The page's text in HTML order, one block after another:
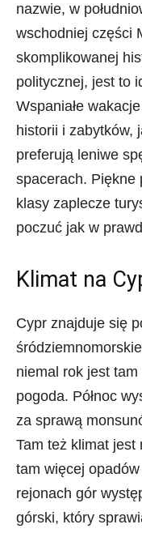
nazwie, w
wschodniej części
skomplikowanej
politycznej, jest to
Wspaniałe
historii i zabytków,
preferują leniwe
spacerach. Piękne
klasy zaplecze
poczuć jak w
Klimat na
Cypr znajduje się
niemal rok jest tam
pogoda. Północ
za sprawą
Tam też klimat jest
tam więcej
rejonach gór
górski, który